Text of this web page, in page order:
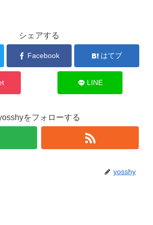
シェアする
Facebook はてブ
LINE
をフォローする
yosshy